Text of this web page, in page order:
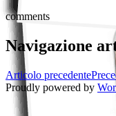
comments
Navigazione
Articolo precedente
Proudly powered by